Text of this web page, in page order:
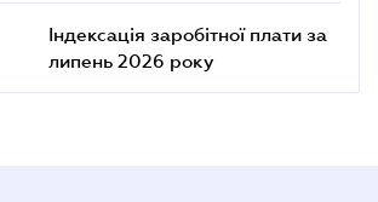
Індексація заробітної плати за
липень 2026 року